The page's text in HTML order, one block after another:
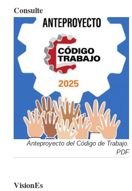
Consulte
Anteproyecto del Código de Trabajo.
PDF
VisionEs